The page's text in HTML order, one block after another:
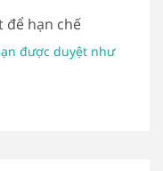
để hạn chế
được duyệt như